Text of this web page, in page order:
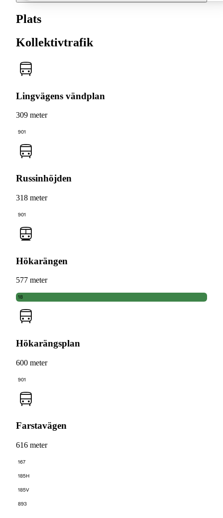
Plats
Kollektivtrafik
Lingvägens vändplan
309 meter
901
Russinhöjden
318 meter
901
Hökarängen
577 meter
18
Hökarängsplan
600 meter
901
Farstavägen
616 meter
167
185H
185V
893